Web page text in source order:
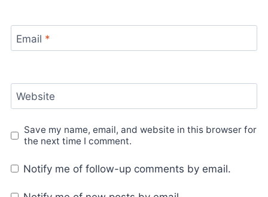
Email *
Website
Save my name, email, and website in this browser for
the next time I comment.
Notify me of follow-up comments by email.